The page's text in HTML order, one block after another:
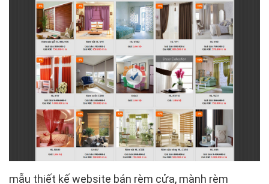
mẫu thiết kế website bán rèm cửa, mành rèm